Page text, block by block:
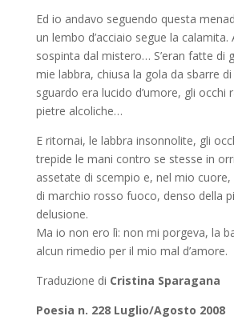
Ed io andavo seguendo questa
un lembo d’acciaio segue la calamita.
sospinta dal mistero… S’eran fatte di
mie labbra, chiusa la gola da sbarre
sguardo era lucido d’umore, gli occhi
pietre alcoliche…
E ritornai, le labbra insonnolite, gli
trepide le mani contro se stesse in
assetate di scempio e, nel mio
di marchio rosso fuoco, denso della
delusione.
Ma io non ero lì: non mi porgeva, la
alcun rimedio per il mio mal d’amore.
Traduzione di Cristina Sparagana
Poesia n. 228 Luglio/Agosto 2008